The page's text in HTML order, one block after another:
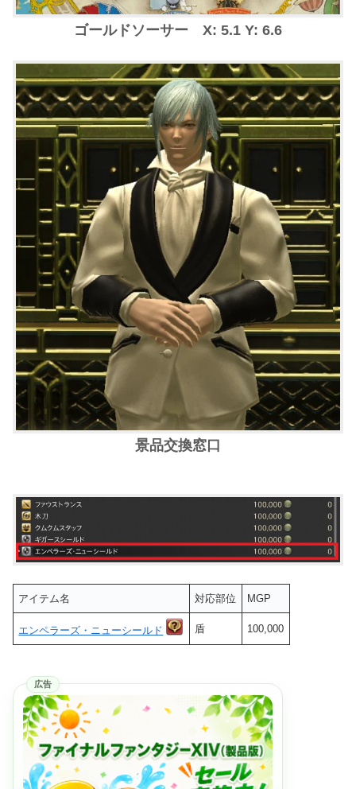
ゴールドソーサー X: 5.1 Y: 6.6
景品交換窓口
アイテム名 対応部位 MGP
エンペラーズ・ニューシールド 盾 100,000
広告